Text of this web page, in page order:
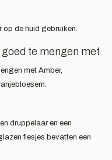
op de huid gebruiken.
te mengen met
met Amber,
druppelaar en een
flesjes bevatten een